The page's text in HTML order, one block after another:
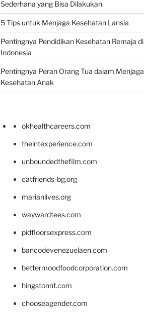
Sederhana yang Bisa Dilakukan
5 Tips untuk Menjaga Kesehatan Lansia
Pentingnya Pendidikan Kesehatan Remaja di
Indonesia
Pentingnya Peran Orang Tua dalam Menjaga
Kesehatan Anak
okhealthcareers.com
theintexperience.com
unboundedthefilm.com
catfriends-bg.org
marianlives.org
waywardtees.com
pidfloorsexpress.com
bancodevenezuelaen.com
bettermoodfoodcorporation.com
hingstonnt.com
chooseagender.com